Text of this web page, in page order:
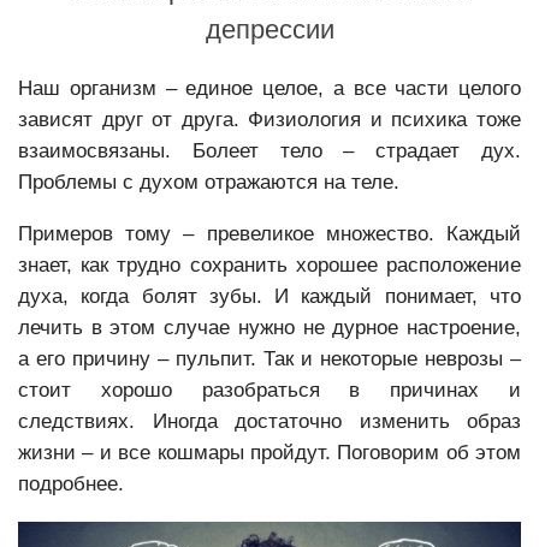
Депрессия
Психотерапия депрессии
Психологическая коррекция послеродовой депрессии
Неврозы
Психокоррекция неврозов
Психотерапия раздражительности и вспышек гнева
Бессонница
депрессии
Наш организм – единое целое, а все части целого
зависят друг от друга. Физиология и психика тоже
взаимосвязаны. Болеет тело – страдает дух.
Проблемы с духом отражаются на теле.
Примеров тому – превеликое множество. Каждый
знает, как трудно сохранить хорошее расположение
духа, когда болят зубы. И каждый понимает, что
лечить в этом случае нужно не дурное настроение,
а его причину – пульпит. Так и некоторые неврозы –
стоит хорошо разобраться в причинах и
следствиях. Иногда достаточно изменить образ
жизни – и все кошмары пройдут. Поговорим об этом
подробнее.